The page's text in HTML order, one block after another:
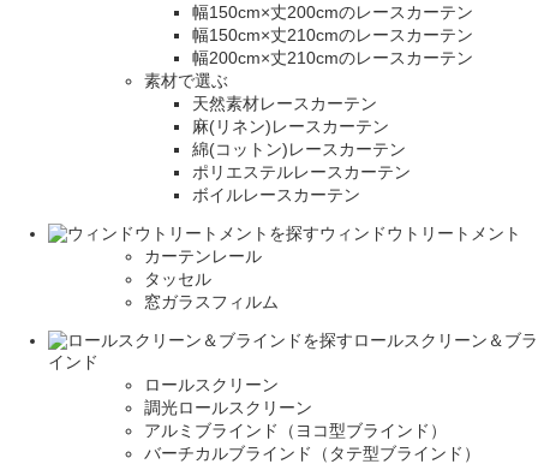
幅150cm×丈200cmのレースカーテン
幅150cm×丈210cmのレースカーテン
幅200cm×丈210cmのレースカーテン
素材で選ぶ
天然素材レースカーテン
麻(リネン)レースカーテン
綿(コットン)レースカーテン
ポリエステルレースカーテン
ボイルレースカーテン
ウィンドウトリートメント
カーテンレール
タッセル
窓ガラスフィルム
ロールスクリーン＆ブラ
インド
ロールスクリーン
調光ロールスクリーン
アルミブラインド（ヨコ型ブラインド）
バーチカルブラインド（タテ型ブラインド）